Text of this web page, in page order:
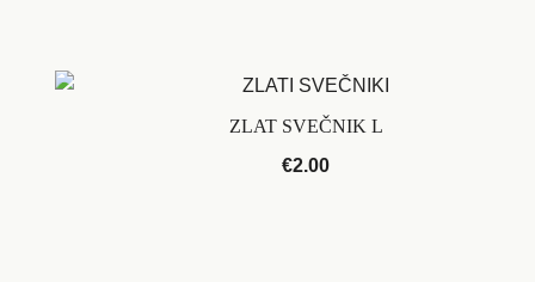
ZLAT SVEČNIK L
€2.00